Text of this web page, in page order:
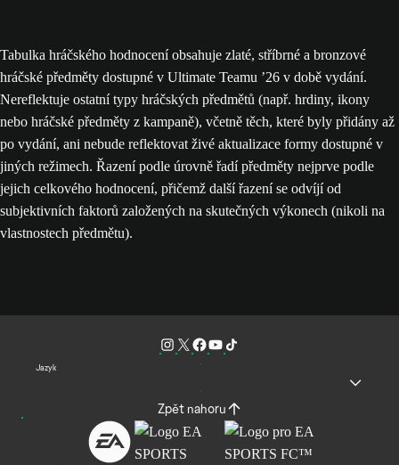
Tabulka hráčského hodnocení obsahuje zlaté, stříbrné a bronzové
hráčské předměty dostupné v Ultimate Teamu ’26 v době vydání.
Nereflektuje ostatní typy hráčských předmětů (např. hrdiny, ikony
nebo hráčské předměty z kampaně), včetně těch, které byly přidány až
po vydání, ani nebude reflektovat živé aktualizace formy dostupné v
jiných režimech. Řazení podle úrovně řadí předměty nejprve podle
jejich celkového hodnocení, přičemž další řazení se odvíjí od
subjektivních faktorů založených na skutečných výkonech (nikoli na
vlastnostech předmětu).
Jazyk
Zpět nahoru